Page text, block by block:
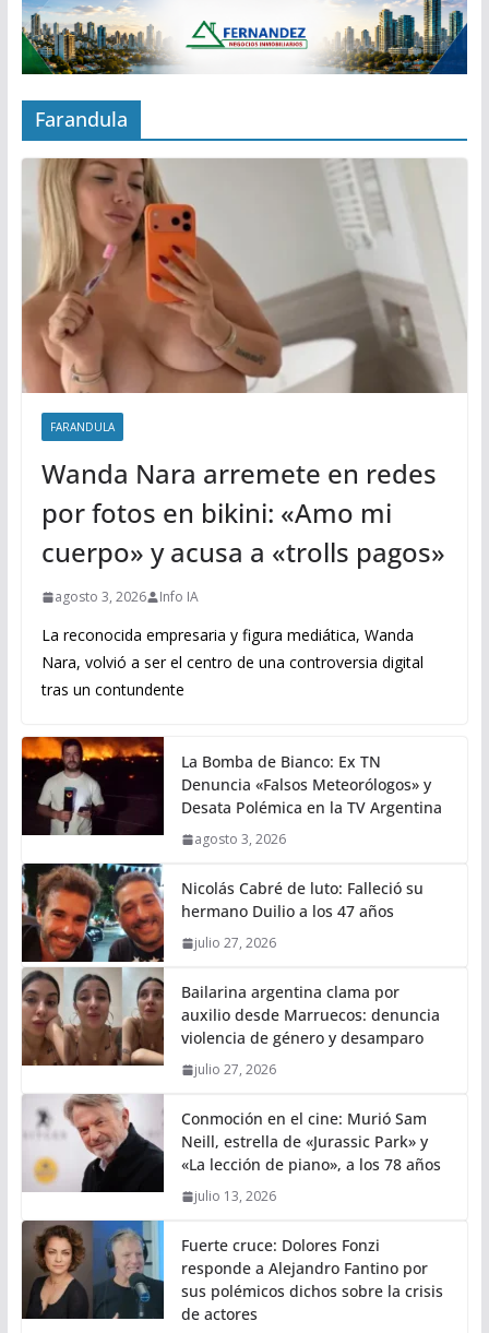
Farandula
FARANDULA
Wanda Nara arremete en redes
por fotos en bikini: «Amo mi
cuerpo» y acusa a «trolls pagos»
agosto 3, 2026 Info IA
La reconocida empresaria y figura mediática, Wanda
Nara, volvió a ser el centro de una controversia digital
tras un contundente
La Bomba de Bianco: Ex TN
Denuncia «Falsos Meteorólogos» y
Desata Polémica en la TV Argentina
agosto 3, 2026
Nicolás Cabré de luto: Falleció su
hermano Duilio a los 47 años
julio 27, 2026
Bailarina argentina clama por
auxilio desde Marruecos: denuncia
violencia de género y desamparo
julio 27, 2026
Conmoción en el cine: Murió Sam
Neill, estrella de «Jurassic Park» y
«La lección de piano», a los 78 años
julio 13, 2026
Fuerte cruce: Dolores Fonzi
responde a Alejandro Fantino por
sus polémicos dichos sobre la crisis
de actores